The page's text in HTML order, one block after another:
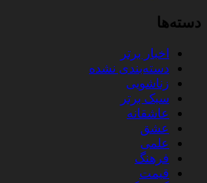
دسته‌ها
اخبار برتر
دسته‌بندی نشده
زناشویی
سبک برتر
عاشقانه
عشق
علمی
فرهنگ
قیمت